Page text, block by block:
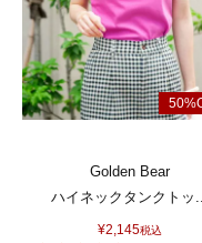
Golden Bear
ハイネックタンクトッ...
¥2,145税込